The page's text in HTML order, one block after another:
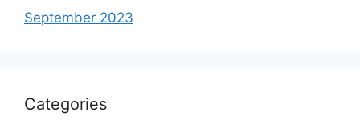
September 2023
Categories